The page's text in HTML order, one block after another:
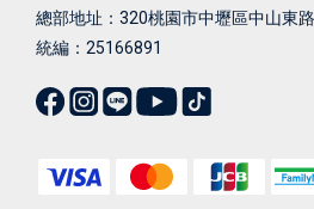
總部地址： 320桃園市中壢區中山東
統編：25166891